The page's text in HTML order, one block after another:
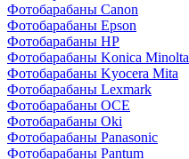
Фотобарабаны Canon
Фотобарабаны Epson
Фотобарабаны HP
Фотобарабаны Konica Minolta
Фотобарабаны Kyocera Mita
Фотобарабаны Lexmark
Фотобарабаны OCE
Фотобарабаны Oki
Фотобарабаны Panasonic
Фотобарабаны Pantum